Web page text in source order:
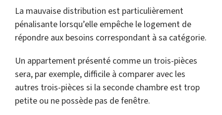
La mauvaise distribution est particulièrement
pénalisante lorsqu’elle empêche le logement de
répondre aux besoins correspondant à sa catégorie.
Un appartement présenté comme un trois-pièces
sera, par exemple, difficile à comparer avec les
autres trois-pièces si la seconde chambre est trop
petite ou ne possède pas de fenêtre.